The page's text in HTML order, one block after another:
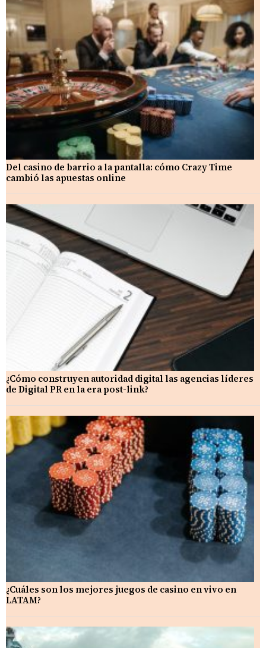
Del casino de barrio a la pantalla: cómo Crazy Time
cambió las apuestas online
¿Cómo construyen autoridad digital las agencias líderes
de Digital PR en la era post-link?
¿Cuáles son los mejores juegos de casino en vivo en
LATAM?